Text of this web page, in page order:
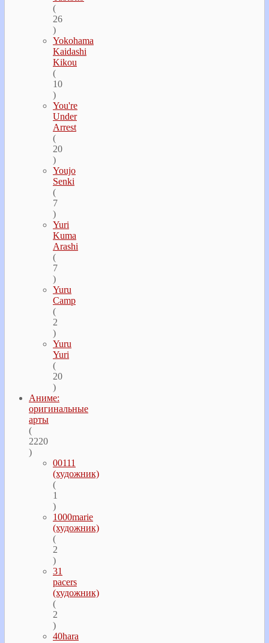
(
26
)
Yokohama
Kaidashi
Kikou
(
10
)
You're
Under
Arrest
(
20
)
Youjo
Senki
(
7
)
Yuri
Kuma
Arashi
(
7
)
Yuru
Camp
(
2
)
Yuru
Yuri
(
20
)
Аниме:
оригинальные
арты
(
2220
)
00111
(художник)
(
1
)
1000marie
(художник)
(
2
)
31
pacers
(художник)
(
2
)
40hara